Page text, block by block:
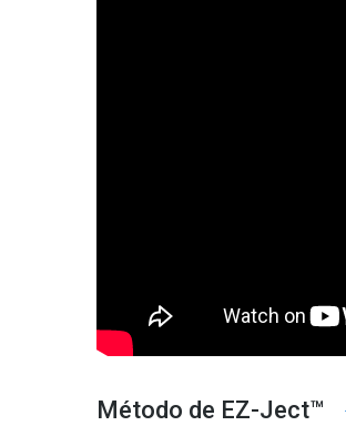
Método de EZ-Ject™